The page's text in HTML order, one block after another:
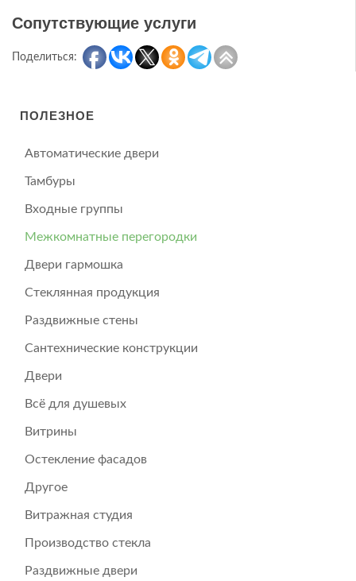
Сопутствующие услуги
Поделиться:
ПОЛЕЗНОЕ
Автоматические двери
Тамбуры
Входные группы
Межкомнатные перегородки
Двери гармошка
Стеклянная продукция
Раздвижные стены
Сантехнические конструкции
Двери
Всё для душевых
Витрины
Остекление фасадов
Другое
Витражная студия
Производство стекла
Раздвижные двери